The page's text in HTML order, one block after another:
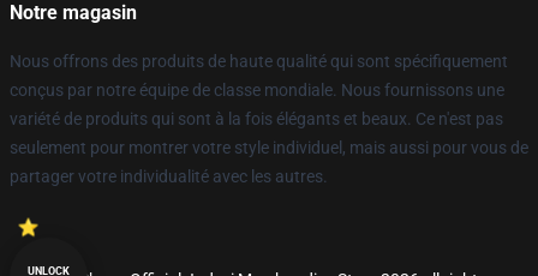
Notre magasin
Nous offrons des produits de haute qualité qui sont spécifiquement
conçus par notre équipe de classe mondiale. Nous fournissons une
variété de produits qui sont à la fois élégants et beaux. Ce n'est pas
seulement pour montrer votre style individuel, mais aussi pour vous de
partager votre individualité avec les autres.
UNLOCK